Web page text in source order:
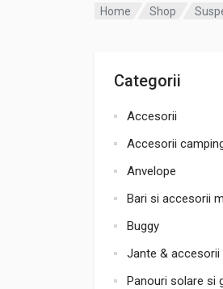
Home Shop
Categorii
Accesorii
Accesorii
Anvelope
Bari si accesorii
Buggy
Jante & accesorii
Panouri solare si